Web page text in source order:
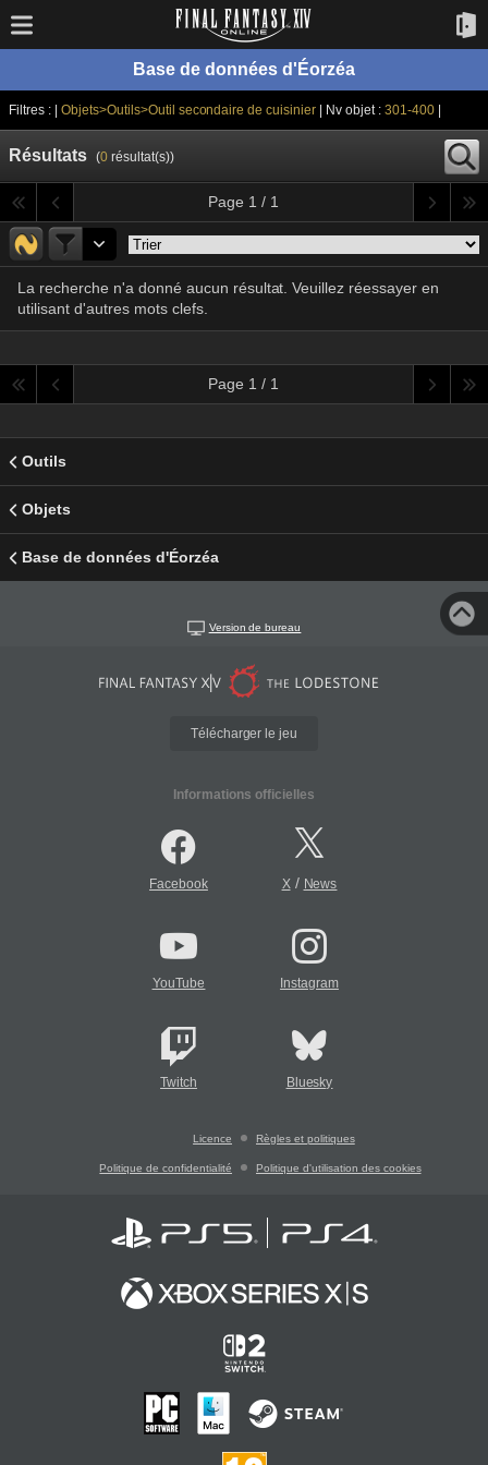
Base de données d'Éorzéa
Filtres : | Objets>Outils>Outil secondaire de cuisinier | Nv objet : 301-400|
Résultats (0résultat(s))
Page 1 / 1
La recherche n'a donné aucun résultat. Veuillez réessayer en
utilisant d'autres mots clefs.
Page 1 / 1
Outils
Objets
Base de données d'Éorzéa
Version de bureau
Télécharger le jeu
Informations officielles
Facebook X/ News
YouTube Instagram
Twitch Bluesky
Licence Règles et politiques
Politique de confidentialité Politique d'utilisation des cookies